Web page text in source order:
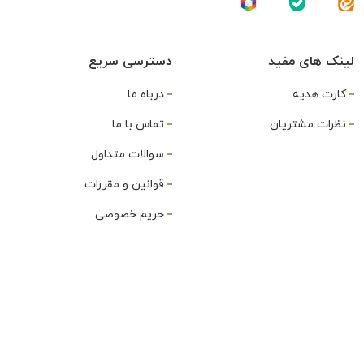
لینک های مفید
کارت هدیه
نظرات مشتریان
دسترسی سریع
درباه ما
تماس با ما
سوالات متداول
قوانین و مقررات
حریم خصوصی